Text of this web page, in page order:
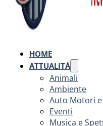
HOME
ATTUALITÀ
Animali
Ambiente
Auto Motori
Eventi
Musica e